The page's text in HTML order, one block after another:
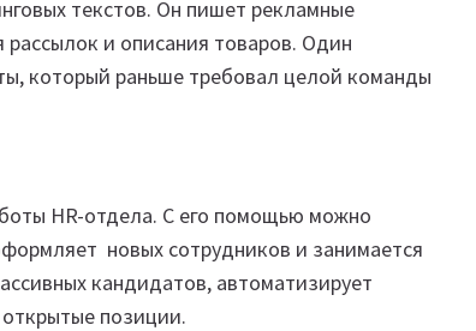
текстов. Он пишет рекламные
и описания товаров. Один
который раньше требовал целой команды
HR-отдела. С его помощью можно
новых сотрудников и занимается
кандидатов, автоматизирует
позиции.